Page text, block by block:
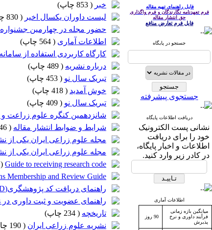
فایل راهنمای تهیه مقاله
فرم تعهدنامه نگارندگان و فرم واگذاری
حق انتشار مقاله
فایل فرم تعارض منافع
جستجو در پایگاه
جستجوی پیشرفته
دریافت اطلاعات پایگاه
نشانی پست الکترونیک
خود را برای دریافت
اطلاعات و اخبار پایگاه،
در کادر زیر وارد کنید.
اطلاعات آماری
میانگین بازه زمانی
فرآیند داوری و نرخ
پذیرش
90 روز
خبر (
)
لیست داوران یکسال اخیر (
حضور مجله در چهارمین جشنواره
اطلاعات آماری (
)
کارگاه کاربردی استفاده از
درباره نشریه (
)
تبریک سال نو (
)
خوش آمدید (
)
تبریک سال نو (
)
شانزدهمین کنگره علوم زراعت و
شرایط و ضوابط انتشار مقاله (
مجله علوم زراعی ایران یکی از
مجله علوم زراعی ایران یکی از
Guide to receiving research code
(
Membership and Review Guide
راهنمای دریافت کد پژوهشگری(ORCID)
راهنمای عضویت و ثبت داوری در Publons
تاریخچه (
)
نشریه علوم زراعی ایران (